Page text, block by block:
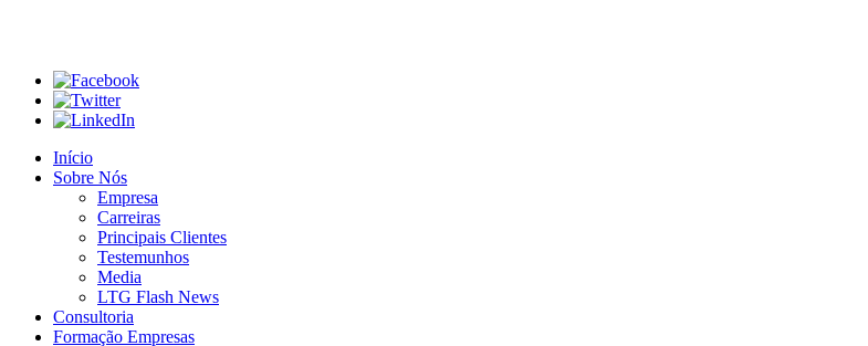
Início
Sobre Nós
Empresa
Carreiras
Principais Clientes
Testemunhos
Media
LTG Flash News
Consultoria
Formação Empresas